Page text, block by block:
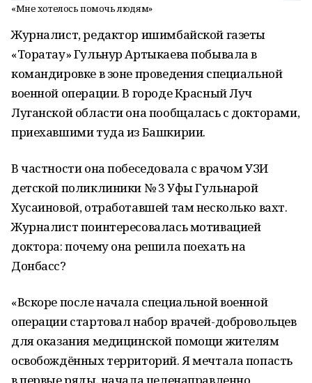
«Мне хотелось помочь людям»
Журналист, редактор ишимбайской газеты
«Торатау» Гульнур Артыкаева побывала в
командировке в зоне проведения специальной
военной операции. В городе Красный Луч
Луганской области она пообщалась с докторами,
приехавшими туда из Башкирии.
В частности она побеседовала с врачом УЗИ
детской поликлиники № 3 Уфы Гульнарой
Хусаиновой, отработавшей там несколько вахт.
Журналист поинтересовалась мотивацией
доктора: почему она решила поехать на
Донбасс?
«Вскоре после начала специальной военной
операции стартовал набор врачей-добровольцев
для оказания медицинской помощи жителям
освобождённых территорий. Я мечтала попасть